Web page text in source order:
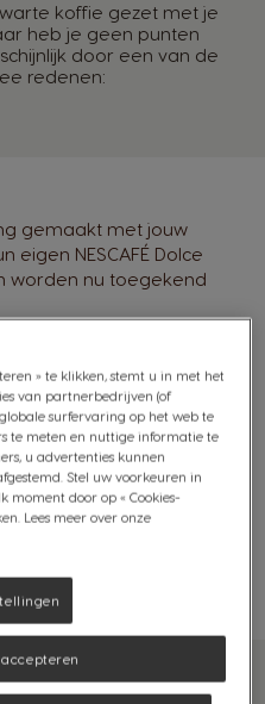
koffie gezet met je
heb je geen punten
door een van de
redenen:
gemaakt met jouw
eigen NESCAFÉ Dolce
worden nu toegekend
bereikt. Ga naar 'Mijn
om
Gusto-klantenservice op
je geen punten ontvangt.
het probleem te
» te klikken, stemt u in met het
van partnerbedrijven (of
surfervaring op het web te
te meten en nuttige informatie te
u advertenties kunnen
Stel uw voorkeuren in
moment door op « Cookies-
Lees meer over onze